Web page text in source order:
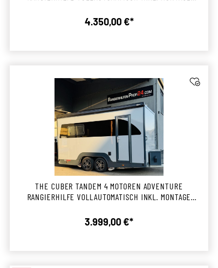
Regulärer Preis:
4.350,00 €*
THE CUBER TANDEM 4 MOTOREN ADVENTURE
RANGIERHILFE VOLLAUTOMATISCH INKL. MONTAGE
Regulärer Preis:
3.999,00 €*